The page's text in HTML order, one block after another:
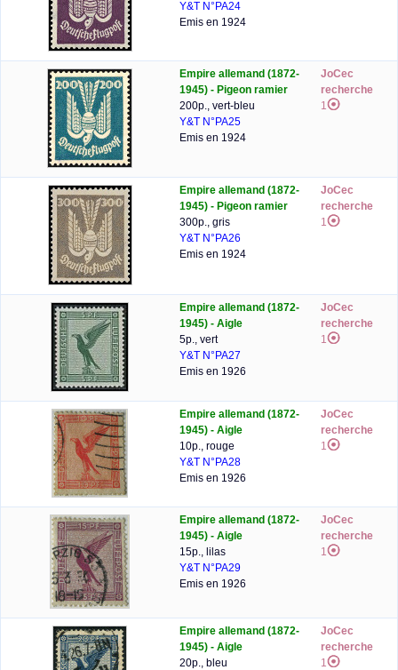
Y&T N°PA24
Emis en 1924
Empire allemand (1872-
1945) - Pigeon ramier
200p., vert-bleu
Y&T N°PA25
Emis en 1924
JoCec
recherche
1
Empire allemand (1872-
1945) - Pigeon ramier
300p., gris
Y&T N°PA26
Emis en 1924
JoCec
recherche
1
Empire allemand (1872-
1945) - Aigle
5p., vert
Y&T N°PA27
Emis en 1926
JoCec
recherche
1
Empire allemand (1872-
1945) - Aigle
10p., rouge
Y&T N°PA28
Emis en 1926
JoCec
recherche
1
Empire allemand (1872-
1945) - Aigle
15p., lilas
Y&T N°PA29
Emis en 1926
JoCec
recherche
1
Empire allemand (1872-
1945) - Aigle
20p., bleu
JoCec
recherche
1